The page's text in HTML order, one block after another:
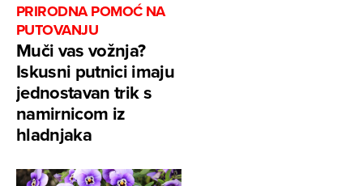
PRIRODNA POMOĆ NA
PUTOVANJU
Muči vas vožnja?
Iskusni putnici imaju
jednostavan trik s
namirnicom iz
hladnjaka